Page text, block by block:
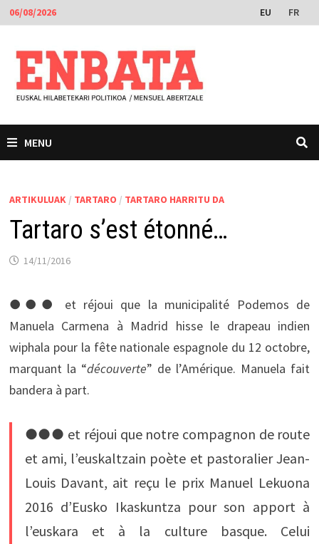
Skip
to
content
06/08/2026 EU FR
MENU
ARTIKULUAK / TARTARO / TARTARO HARRITU DA
Tartaro s’est étonné…
14/11/2016
●●● et réjoui que la municipalité Podemos de
Manuela Carmena à Madrid hisse le drapeau indien
wiphala pour la fête nationale espagnole du 12 octobre,
marquant la “découverte” de l’Amérique. Manuela fait
bandera à part.
●●● et réjoui que notre compagnon de route
et ami, l’euskaltzain poète et pastoralier Jean-
Louis Davant, ait reçu le prix Manuel Lekuona
2016 d’Eusko Ikaskuntza pour son apport à
l’euskara et à la culture basque. Celui